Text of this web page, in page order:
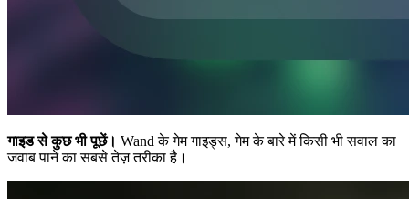
गाइड से कुछ भी पूछें। Wand के गेम गाइड्स, गेम के बारे में किसी भी सवाल का
जवाब पाने का सबसे तेज़ तरीका है।